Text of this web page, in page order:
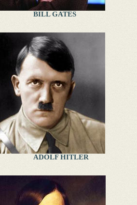
BILL GATES
ADOLF HITLER